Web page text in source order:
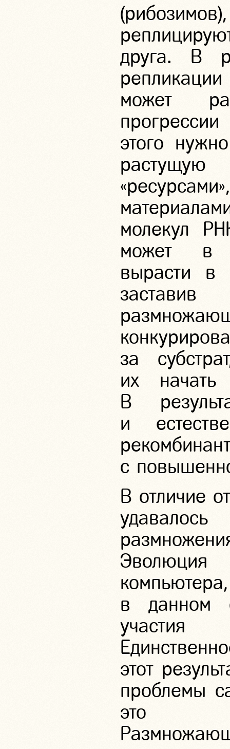
друга. В
может
этого
растущую
молекул
может в
вырасти в
за
их начать
В
и
с
В отличие
удавалось
в данном
участия
этот
проблемы
это